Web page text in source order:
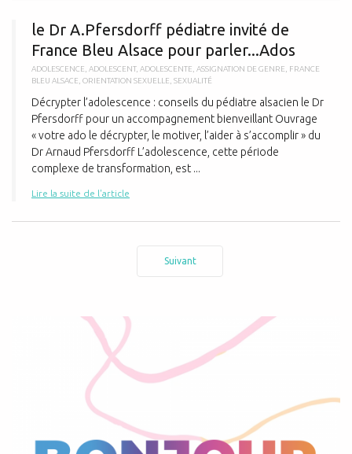
le Dr A.Pfersdorff pédiatre invité de
France Bleu Alsace pour parler...Ados
ADOLESCENCE ADOLESCENT, ADOLESCENTE ASSIGNATION DE GENRE
FRANCE
BLEU ALSACE ORIENTATION SEXUELLE SEXUALITÉ
Décrypter l’adolescence : conseils du pédiatre alsacien le Dr
Pfersdorff pour un accompagnement bienveillant Ouvrage
« votre ado le décrypter, le motiver, l’aider à s’accomplir » du
Dr Arnaud Pfersdorff L’adolescence, cette période
complexe de transformation, est ...
Lire la suite de l'article
Suivant